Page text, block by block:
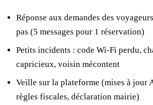
Réponse aux demandes des
pas (5 messages pour 1 réservation)
Petits incidents : code Wi-Fi perdu,
capricieux, voisin mécontent
Veille sur la plateforme (mises à jour
règles fiscales, déclaration mairie)